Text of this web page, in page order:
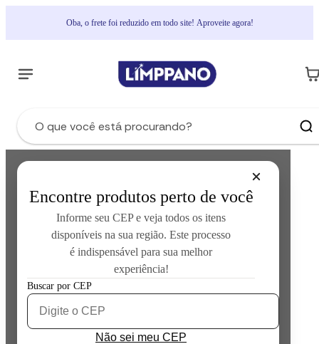
Oba, o frete foi reduzido em todo site! Aproveite agora!
Encontre produtos perto de você
Informe seu CEP e veja todos os itens
disponíveis na sua região. Este processo
é indispensável para sua melhor
experiência!
Buscar por CEP
Não sei meu CEP
Error loading product data: